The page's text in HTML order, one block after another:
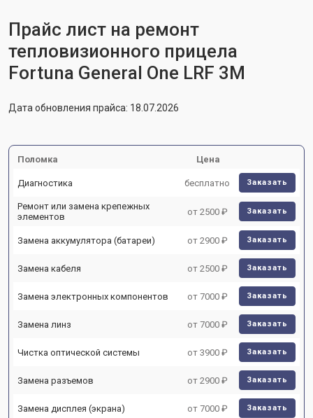
Прайс лист на ремонт
тепловизионного прицела
Fortuna General One LRF 3M
Дата обновления прайса: 18.07.2026
Поломка Цена
Диагностика бесплатно Заказать
Ремонт или замена крепежных
элементов
от 2500 ₽ Заказать
Замена аккумулятора (батареи) от 2900 ₽ Заказать
Замена кабеля от 2500 ₽ Заказать
Замена электронных компонентов от 7000 ₽ Заказать
Замена линз от 7000 ₽ Заказать
Чистка оптической системы от 3900 ₽ Заказать
Замена разъемов от 2900 ₽ Заказать
Замена дисплея (экрана) от 7000 ₽ Заказать